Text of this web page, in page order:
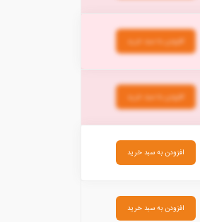
افزودن به سبد خرید
افزودن به سبد خرید
افزودن به سبد خرید
افزودن به سبد خرید